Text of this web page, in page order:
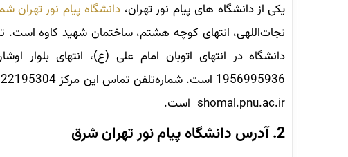
یکی از دانشگاه‌ های پیام نور تهران، دانشگاه پیام‌ نور تهران
دانشگاه در انتهای اتوبان امام علی (ع)، انتهای بلوار
shomal.pnu.ac.ir است.
2. آدرس دانشگاه پیام نور تهران شرق